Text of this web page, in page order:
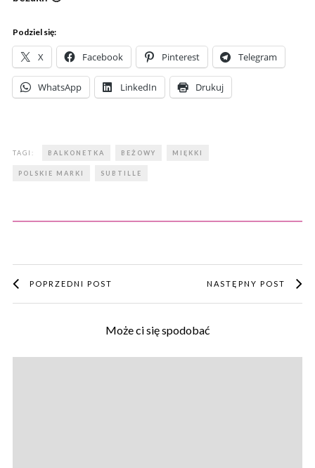
Podziel się:
X Facebook Pinterest Telegram
WhatsApp LinkedIn Drukuj
TAGI: BALKONETKA BEŻOWY MIĘKKI
POLSKIE MARKI SUBTILLE
POPRZEDNI POST NASTĘPNY POST
Może ci się spodobać